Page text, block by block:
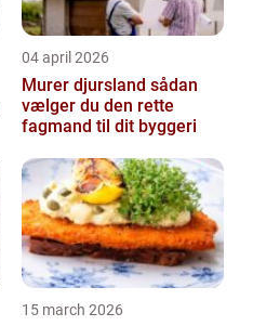
04 april 2026
Murer djursland sådan
vælger du den rette
fagmand til dit byggeri
15 march 2026